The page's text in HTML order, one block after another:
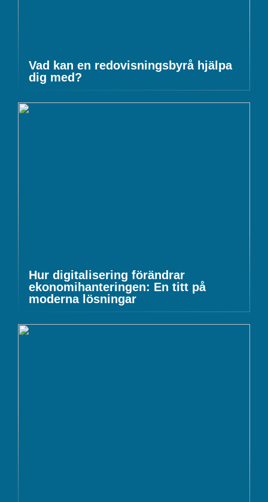
Vad kan en redovisningsbyrå hjälpa
dig med?
Hur digitalisering förändrar
ekonomihanteringen: En titt på
moderna lösningar